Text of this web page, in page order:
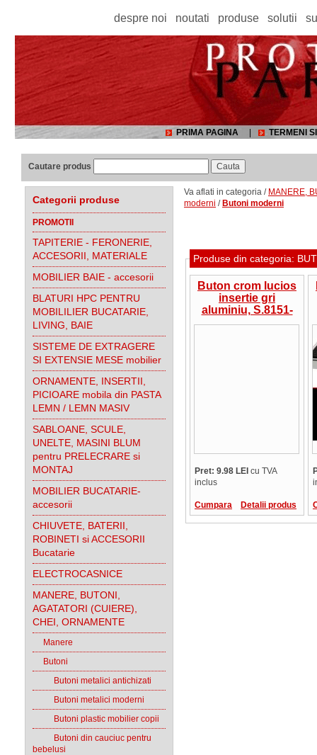
despre noi noutati produse solutii
PRIMA PAGINA TERMENI
Cautare produs
Categorii produse
PROMOTII
TAPITERIE - FERONERIE,
ACCESORII, MATERIALE
MOBILIER BAIE - accesorii
BLATURI HPC PENTRU
MOBILILIER BUCATARIE,
LIVING, BAIE
SISTEME DE EXTRAGERE
SI EXTENSIE MESE mobilier
ORNAMENTE, INSERTII,
PICIOARE mobila din PASTA
LEMN / LEMN MASIV
SABLOANE, SCULE,
UNELTE, MASINI BLUM
pentru PRELECRARE si
MONTAJ
MOBILIER BUCATARIE-
accesorii
CHIUVETE, BATERII,
ROBINETI si ACCESORII
Bucatarie
ELECTROCASNICE
MANERE, BUTONI,
AGATATORI (CUIERE),
CHEI, ORNAMENTE
Manere
Butoni
Butoni metalici antichizati
Butoni metalici moderni
Butoni plastic mobilier copii
Butoni din cauciuc pentru
bebelusi
Va aflati in categoria / MANERE,
moderni / Butoni moderni
Produse din categoria:
Buton crom lucios
insertie gri
aluminiu, S.8151-
60MT1MV11
Pret: 9.98 LEI cu TVA
inclus
Cumpara Detalii produs